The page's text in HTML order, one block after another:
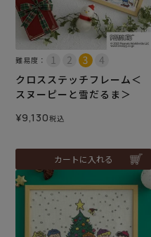
難易度：
クロスステッチフレーム＜
スヌーピーと雪だるま＞
¥9,130税込
カートに入れる